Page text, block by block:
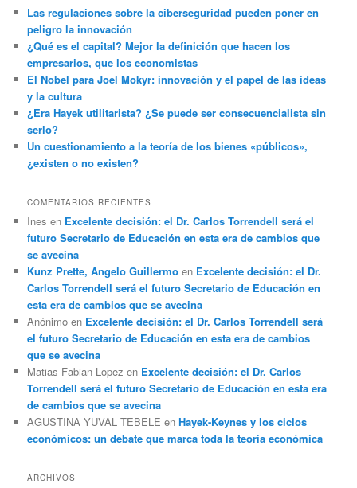
Las regulaciones sobre la ciberseguridad pueden poner en
peligro la innovación
¿Qué es el capital? Mejor la definición que hacen los
empresarios, que los economistas
El Nobel para Joel Mokyr: innovación y el papel de las ideas
y la cultura
¿Era Hayek utilitarista? ¿Se puede ser consecuencialista sin
serlo?
Un cuestionamiento a la teoría de los bienes «públicos»,
¿existen o no existen?
COMENTARIOS RECIENTES
Ines en Excelente decisión: el Dr. Carlos Torrendell será el
futuro Secretario de Educación en esta era de cambios que
se avecina
Kunz Prette, Angelo Guillermo en Excelente decisión: el Dr.
Carlos Torrendell será el futuro Secretario de Educación en
esta era de cambios que se avecina
Anónimo en Excelente decisión: el Dr. Carlos Torrendell será
el futuro Secretario de Educación en esta era de cambios
que se avecina
Matias Fabian Lopez en Excelente decisión: el Dr. Carlos
Torrendell será el futuro Secretario de Educación en esta era
de cambios que se avecina
AGUSTINA YUVAL TEBELE enHayek-Keynes y los ciclos
económicos: un debate que marca toda la teoría económica
ARCHIVOS